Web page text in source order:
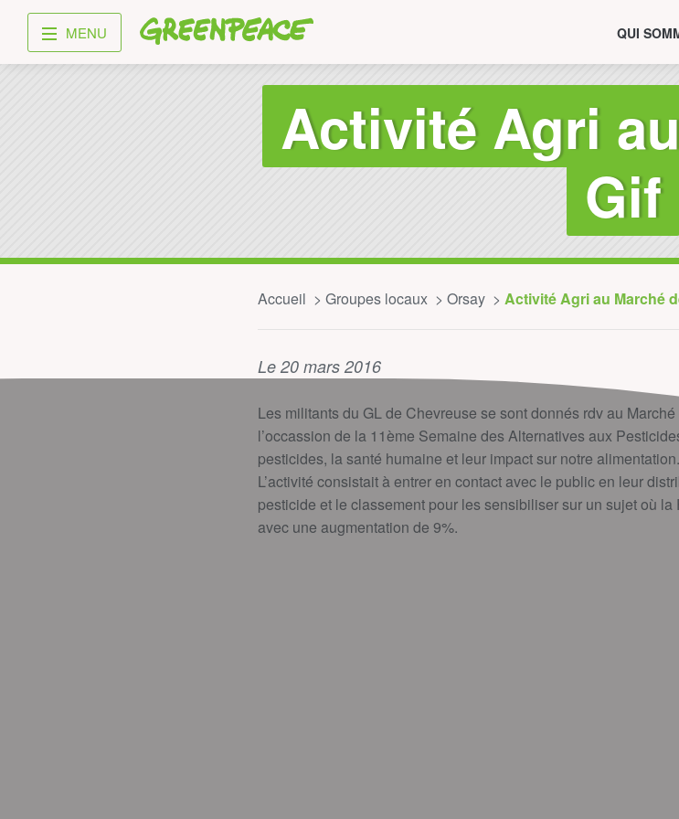
Greenpeace
MENU QUI
Activité Agri
Gif
Accueil Groupes locaux Orsay Activité Agri au Marché
Le 20 mars 2016
Les militants du GL de Chevreuse se sont donnés rdv au
l’occassion de la 11ème Semaine des Alternatives aux
pesticides, la santé humaine et leur impact sur notre alimentation.
L’activité consistait à entrer en contact avec le public en leur
pesticide et le classement pour les sensibiliser sur un sujet où la
avec une augmentation de 9%.